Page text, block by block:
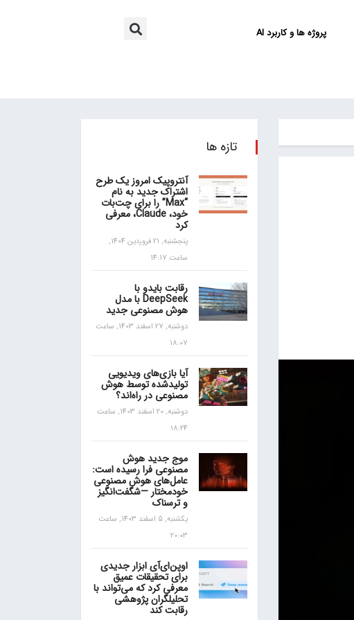
پروژه ها و کاربرد AI
تازه ها
آنتروپیک امروز یک طرح
اشتراک جدید به نام
“Max” را برای چت‌بات
خود، Claude، معرفی
کرد
پنجشنبه, 21 فروردین 1404,
ساعت 14:17
رقابت بایدو با
DeepSeek با مدل
هوش مصنوعی جدید
دوشنبه, 27 اسفند 1403, ساعت
18:07
آیا بازی‌های ویدیویی
تولیدشده توسط هوش
مصنوعی در راه‌اند؟
دوشنبه, 20 اسفند 1403, ساعت
18:24
موج جدید هوش
مصنوعی فرا رسیده است:
عامل‌های هوش مصنوعی
خودمختار —شگفت‌انگیز
و ترسناک
یکشنبه, 5 اسفند 1403, ساعت
20:03
اوپن‌ای‌آی ابزار جدیدی
برای تحقیقات عمیق
معرفی کرد که می‌تواند با
تحلیلگران پژوهشی
رقابت کند